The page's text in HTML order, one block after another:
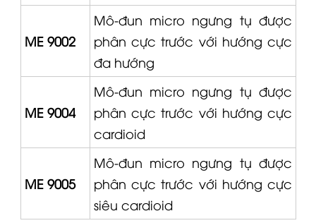
ME 9002
Mô-đun micro ngưng tụ được
phân cực trước với hướng cực
đa hướng
ME 9004
Mô-đun micro ngưng tụ được
phân cực trước với hướng cực
cardioid
ME 9005
Mô-đun micro ngưng tụ được
phân cực trước với hướng cực
siêu cardioid